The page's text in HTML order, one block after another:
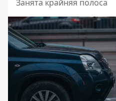
Занята крайняя полоса